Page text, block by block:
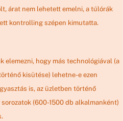
árat nem lehetett emelni, a túlórák
kontrolling szépen kimutatta.
elemezni, hogy más technológiával (a
kisütése) lehetne-e ezen
is, az üzletben történő
(600-1500 db alkalmanként)